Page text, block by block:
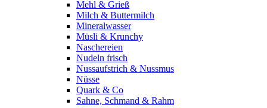
Mehl & Grieß
Milch & Buttermilch
Mineralwasser
Müsli & Krunchy
Naschereien
Nudeln frisch
Nussaufstrich & Nussmus
Nüsse
Quark & Co
Sahne, Schmand & Rahm